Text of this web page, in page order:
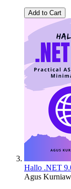
Add to Cart
Hallo .NET
Agus